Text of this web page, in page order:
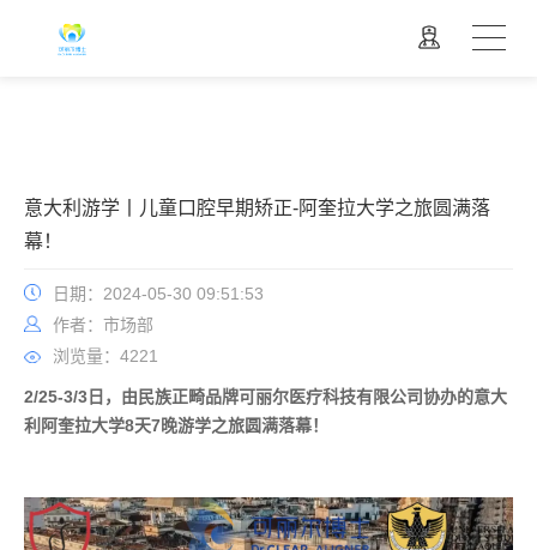
意大利游学丨儿童口腔早期矫正-阿奎拉大学之旅圆满落
幕！
日期：2024-05-30 09:51:53
作者：市场部
浏览量：4221
2/25-3/3日，由民族正畸品牌可丽尔医疗科技有限公司协办的意大
利阿奎拉大学8天7晚游学之旅圆满落幕！